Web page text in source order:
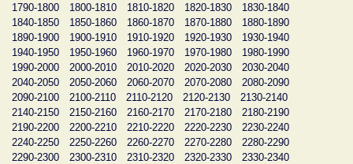
1790-1800
1800-1810 1810-1820 1820-1830
1830-1840
1840-1850
1850-1860 1860-1870 1870-1880
1880-1890
1890-1900
1900-1910 1910-1920 1920-1930
1930-1940
1940-1950
1950-1960 1960-1970 1970-1980
1980-1990
1990-2000
2000-2010 2010-2020 2020-2030
2030-2040
2040-2050
2050-2060 2060-2070 2070-2080
2080-2090
2090-2100
2100-2110 2110-2120 2120-2130
2130-2140
2140-2150
2150-2160 2160-2170 2170-2180
2180-2190
2190-2200
2200-2210 2210-2220 2220-2230
2230-2240
2240-2250
2250-2260 2260-2270 2270-2280
2280-2290
2290-2300
2300-2310 2310-2320 2320-2330
2330-2340